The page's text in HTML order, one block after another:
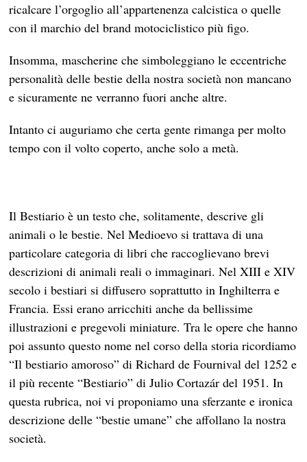
ricalcare l’orgoglio all’appartenenza calcistica o quelle
con il marchio del brand motociclistico più figo.
Insomma, mascherine che simboleggiano le eccentriche
personalità delle bestie della nostra società non mancano
e sicuramente ne verranno fuori anche altre.
Intanto ci auguriamo che certa gente rimanga per molto
tempo con il volto coperto, anche solo a metà.
Il Bestiario è un testo che, solitamente, descrive gli
animali o le bestie. Nel Medioevo si trattava di una
particolare categoria di libri che raccoglievano brevi
descrizioni di animali reali o immaginari. Nel XIII e XIV
secolo i bestiari si diffusero soprattutto in Inghilterra e
Francia. Essi erano arricchiti anche da bellissime
illustrazioni e pregevoli miniature. Tra le opere che hanno
poi assunto questo nome nel corso della storia ricordiamo
“Il bestiario amoroso” di Richard de Fournival del 1252 e
il più recente “Bestiario” di Julio Cortazár del 1951. In
questa rubrica, noi vi proponiamo una sferzante e ironica
descrizione delle “bestie umane” che affollano la nostra
società.